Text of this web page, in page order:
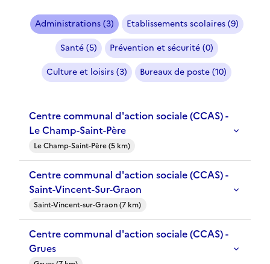
Administrations (3)
Etablissements scolaires (9)
Santé (5)
Prévention et sécurité (0)
Culture et loisirs (3)
Bureaux de poste (10)
Centre communal d'action sociale (CCAS) -
Le Champ-Saint-Père
Le Champ-Saint-Père (5 km)
Centre communal d'action sociale (CCAS) -
Saint-Vincent-Sur-Graon
Saint-Vincent-sur-Graon (7 km)
Centre communal d'action sociale (CCAS) -
Grues